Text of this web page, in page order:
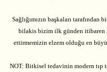
Sağlığımızın başkaları
bilakis bizim ilk günden itibaren
ettirmemizin elzem olduğu en
NOT: Bitkisel tedavinin modern tıp